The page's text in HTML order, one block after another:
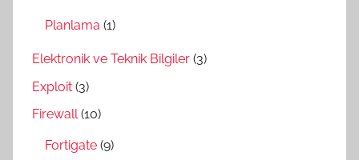
Planlama (1)
Elektronik ve Teknik Bilgiler (3)
Exploit (3)
Firewall(10)
Fortigate (9)